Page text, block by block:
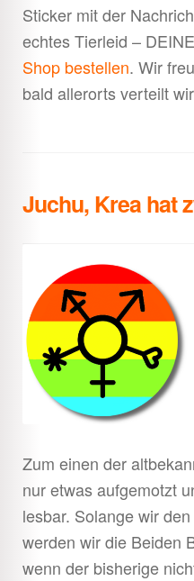
Sticker mit der
echtes Tierleid –
Shop bestellen. Wir
bald allerorts verteilt
Juchu, Krea hat
Zum einen der
nur etwas aufgemotzt
lesbar. Solange wir
werden wir die Beiden
wenn der bisherige